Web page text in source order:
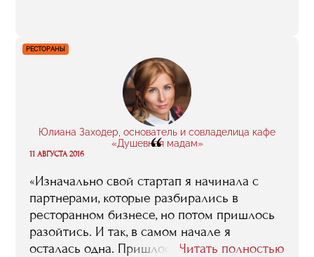
функционируют спонсорские программы,
вообще был довольно далек от этой
тематики. Учеба в бизнес-школе помогла
ликвидировать эти пробелы, понять, как
устроены многие важные процессы, и
почувствовать дополнительную
уверенность в своих силах».
РЕСТОРАНЫ
Юлиана Заходер, основатель и совладелица кафе
«Душевная мадам»
“
11 АВГУСТА 2016
«Изначально свой стартап я начинала с
партнерами, которые разбирались в
ресторанном бизнесе, но потом пришлось
разойтись. И так, в самом начале я
осталась одна. Пришлось поднимать все
Читать полностью